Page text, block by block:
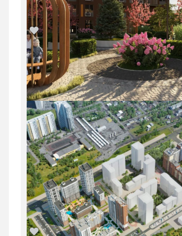
1-комн. квартира в ЖК
ВИЗе...
Россия, Свердловская
Екатеринбург
5 547 600 руб.
1 22/31